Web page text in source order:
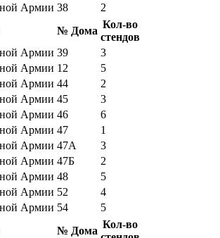
Армии 38
2
№ Дома
Кол-во
стендов
Армии 39
3
Армии 12
5
Армии 44
2
Армии 45
3
Армии 46
6
Армии 47
1
Армии 47А
3
Армии 47Б
2
Армии 48
5
Армии 52
4
Армии 54
5
№ Дома
Кол-во